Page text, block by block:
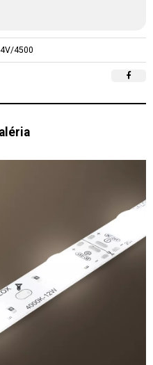
4500